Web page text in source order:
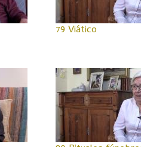
79 Viático